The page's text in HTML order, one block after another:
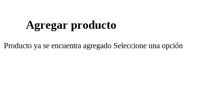
Agregar producto
Producto ya se encuentra agregado Seleccione una opción